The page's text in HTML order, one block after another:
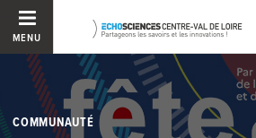
MENU
COMMUNAUTÉ